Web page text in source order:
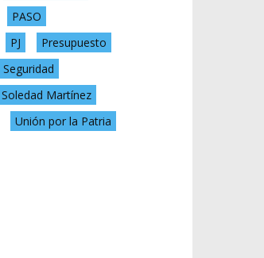
PASO
PJ
Presupuesto
Seguridad
Soledad Martínez
Unión por la Patria